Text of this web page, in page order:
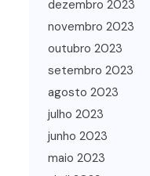
dezembro 2023
novembro 2023
outubro 2023
setembro 2023
agosto 2023
julho 2023
junho 2023
maio 2023